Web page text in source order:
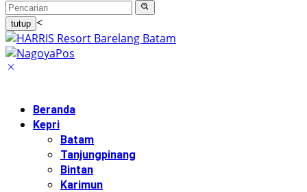
tutup <
Beranda
Kepri
Batam
Tanjungpinang
Bintan
Karimun